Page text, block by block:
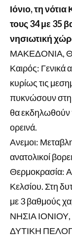
Ιόνιο, τη
τους 34 με 35
νησιωτική
ΜΑΚΕΔΟΝΙΑ,
Καιρός: Γενικά
κυρίως τις
πυκνώσουν στη
θα εκδηλωθούν
ορεινά.
Ανεμοι:
ανατολικοί
Θερμοκρασία:
Κελσίου. Στη
με 3 βαθμούς
ΝΗΣΙΑ
ΔΥΤΙΚΗ